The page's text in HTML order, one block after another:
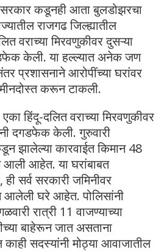
कडूनही आता बुलडोझरचा
राजगढ जिल्ह्यातील
वराच्या मिरवणुकीवर दुसऱ्या
केली. या हल्ल्यात अनेक जण
प्रशासनाने आरोपींच्या घरांवर
करून टाकली.
एका हिंदू-दलित वराच्या मिरवणुकीवर
दगडफेक केली. गुरुवारी
झालेल्या कारवाईत किमान 48
आली आहेत. या घरांबाबत
सर्व सरकारी जमिनीवर
आलेली घरे आहेत. पोलिसांनी
रात्री 11 वाजण्याच्या
बाहेरून जात असताना
सदस्यांनी मोठ्या आवाजातील